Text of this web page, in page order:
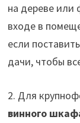
на дереве или
входе в
если
дачи, чтобы
2. Для
винного